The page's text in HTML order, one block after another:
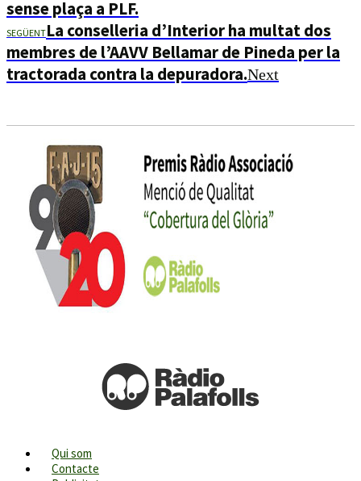
sense plaça a PLF.
SEGÜENTLa conselleria d’Interior ha multat dos
membres de l’AAVV Bellamar de Pineda per la
tractorada contra la depuradora.Next
Qui som
Contacte